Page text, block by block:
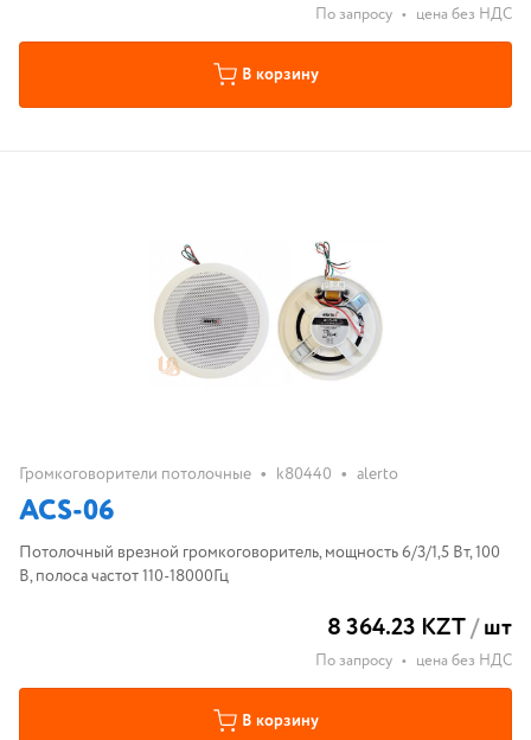
По запросу • цена без НДС
В корзину
Громкоговорители потолочные • k80440 • alerto
ACS-06
Потолочный врезной громкоговоритель, мощность 6/3/1,5 Вт, 100
В, полоса частот 110-18000Гц
8 364.23 KZT/шт
По запросу • цена без НДС
В корзину